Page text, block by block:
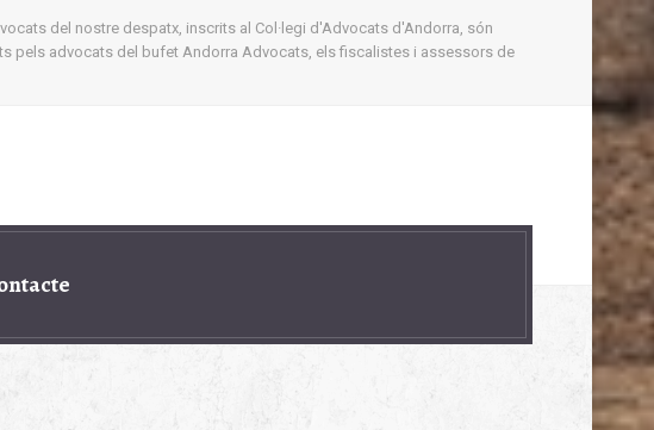
del nostre despatx, inscrits al Col·legi d'Advocats d'Andorra, són
pels advocats del bufet Andorra Advocats, els fiscalistes i assessors de